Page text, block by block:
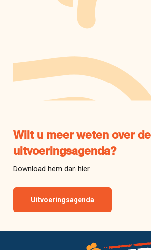
Wilt u meer weten over de
uitvoeringsagenda?
Download hem dan hier.
Uitvoeringsagenda